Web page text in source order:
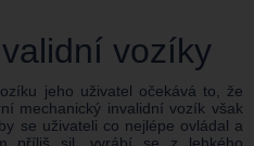
vozíky
jeho uživatel očekává to, že
mechanický invalidní vozík však
se uživateli co nejlépe ovládal a
příliš sil, vyrábí se z lehkého